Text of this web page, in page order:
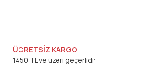
ÜCRETSİZ KARGO
1450 TL ve üzeri geçerlidir